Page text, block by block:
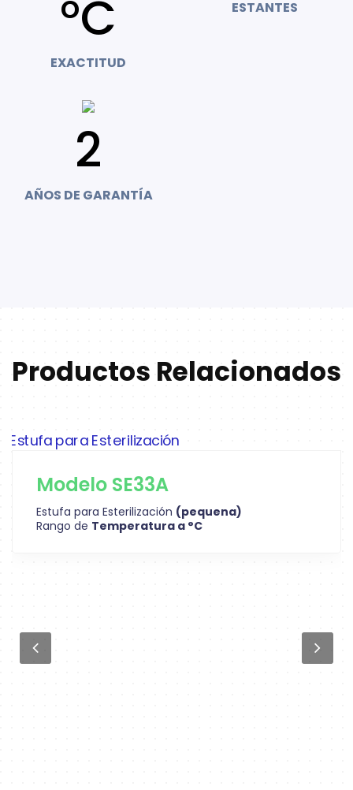
°C
EXACTITUD
ESTANTES
2
AÑOS DE GARANTÍA
Productos Relacionados
Modelo SE33A
Estufa para Esterilización (pequena)
Rango de Temperatura a °C